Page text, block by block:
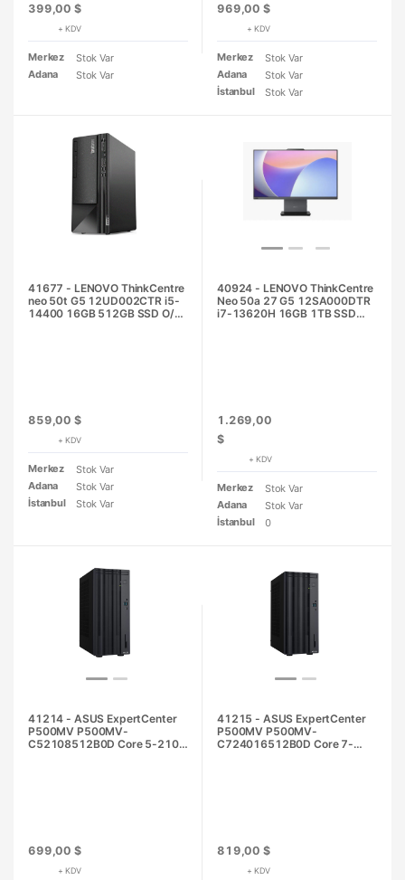
399,00 $
+ KDV
Merkez
Stok Var
Adana
Stok Var
969,00 $
+ KDV
Merkez
Stok Var
Adana
Stok Var
İstanbul
Stok Var
41677 - LENOVO ThinkCentre
neo 50t G5 12UD002CTR i5-
14400 16GB 512GB SSD O/B
859,00 $
+ KDV
Merkez
Stok Var
Adana
Stok Var
İstanbul
Stok Var
40924 - LENOVO ThinkCentre
Neo 50a 27 G5 12SA000DTR
i7-13620H 16GB 1TB SSD
1.269,00
$
+ KDV
Merkez
Stok Var
Adana
Stok Var
İstanbul
0
41214 - ASUS ExpertCenter
P500MV P500MV-
C52108512B0D Core 5-210H
699,00 $
+ KDV
41215 - ASUS ExpertCenter
P500MV P500MV-
C724016512B0D Core 7-
819,00 $
+ KDV